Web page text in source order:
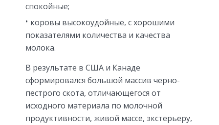
спокойные;
коровы высокоудойные, с хорошими
показателями количества и качества
молока.
В результате в США и Канаде
сформировался большой массив черно-
пестрого скота, отличающегося от
исходного материала по молочной
продуктивности, живой массе, экстерьеру,